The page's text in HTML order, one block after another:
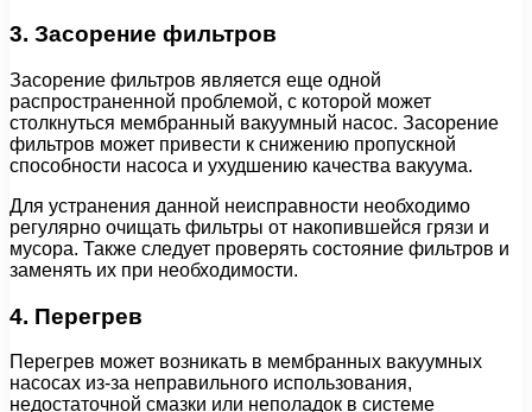
3. Засорение фильтров
Засорение фильтров является еще одной
распространенной проблемой, с которой может
столкнуться мембранный вакуумный насос. Засорение
фильтров может привести к снижению пропускной
способности насоса и ухудшению качества вакуума.
Для устранения данной неисправности необходимо
регулярно очищать фильтры от накопившейся грязи и
мусора. Также следует проверять состояние фильтров и
заменять их при необходимости.
4. Перегрев
Перегрев может возникать в мембранных вакуумных
насосах из-за неправильного использования,
недостаточной смазки или неполадок в системе